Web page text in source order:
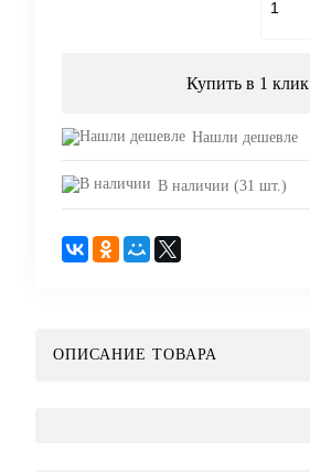
Купить в 1 клик
Нашли дешевле
В наличии (31 шт.)
ОПИСАНИЕ ТОВАРА